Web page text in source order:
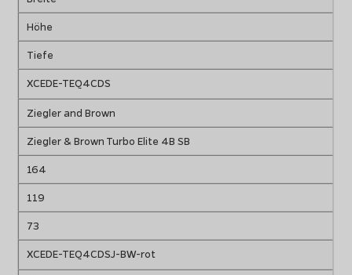
Höhe
Tiefe
XCEDE-TEQ4CDS
Ziegler and Brown
Ziegler & Brown Turbo Elite 4B SB
164
119
73
XCEDE-TEQ4CDSJ-BW-rot